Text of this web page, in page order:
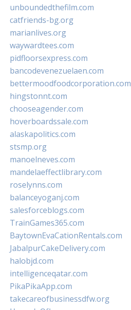
unboundedthefilm.com
catfriends-bg.org
marianlives.org
waywardtees.com
pidfloorsexpress.com
bancodevenezuelaen.com
bettermoodfoodcorporation.com
hingstonnt.com
chooseagender.com
hoverboardssale.com
alaskapolitics.com
stsmp.org
manoelneves.com
mandelaeffectlibrary.com
roselynns.com
balanceyoganj.com
salesforceblogs.com
TrainGames365.com
BaytownEvaCationRentals.com
JabalpurCakeDelivery.com
halobjd.com
intelligenceqatar.com
PikaPikaApp.com
takecareofbusinessdfw.org